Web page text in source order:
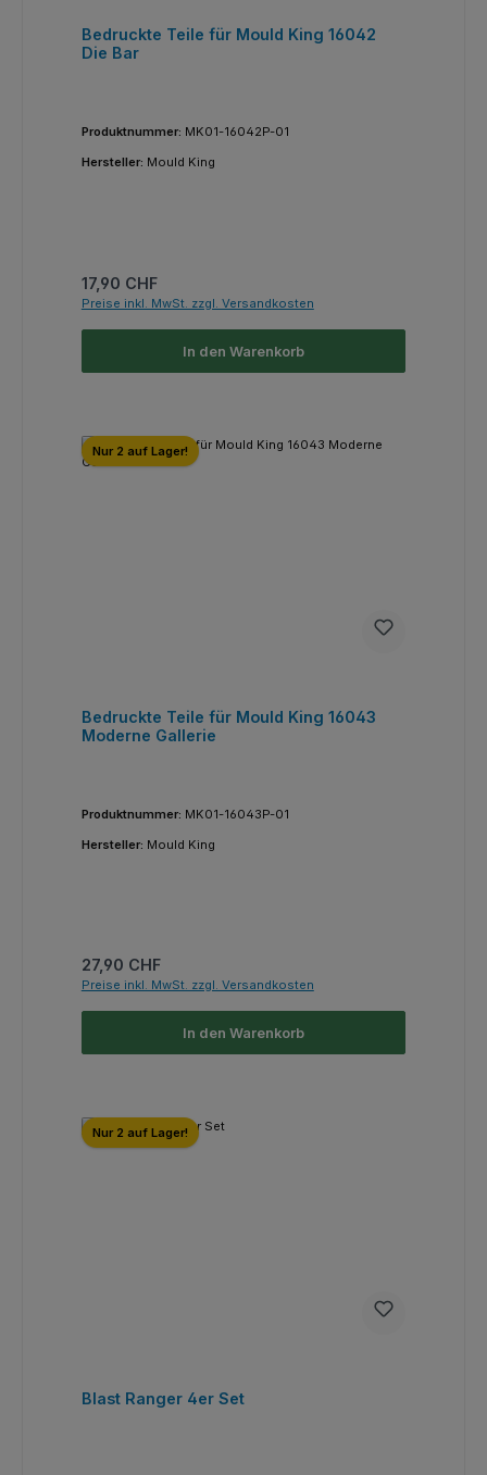
Bedruckte Teile für Mould King 16042
Die Bar
Produktnummer: MK01-16042P-01
Hersteller: Mould King
Regulärer Preis:
17,90 CHF
Preise inkl. MwSt. zzgl. Versandkosten
In den Warenkorb
Nur 2 auf Lager!
Bedruckte Teile für Mould King 16043
Moderne Gallerie
Produktnummer: MK01-16043P-01
Hersteller: Mould King
Regulärer Preis:
27,90 CHF
Preise inkl. MwSt. zzgl. Versandkosten
In den Warenkorb
Nur 2 auf Lager!
Blast Ranger 4er Set